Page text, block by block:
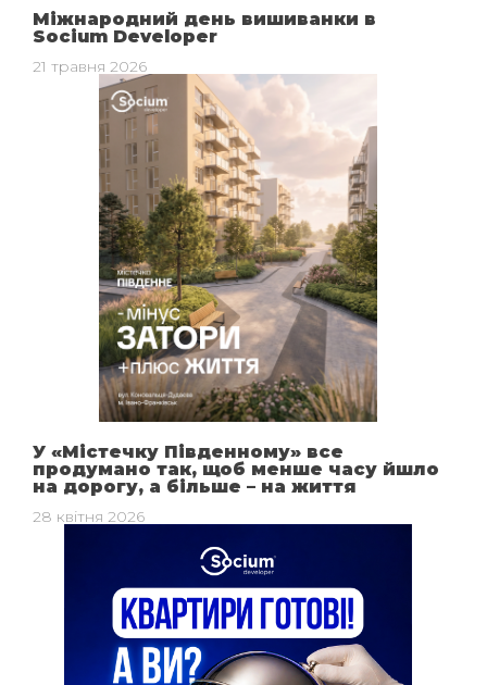
Міжнародний день вишиванки в
Socium Developer
21 травня 2026
У «Містечку Південному» все
продумано так, щоб менше часу йшло
на дорогу, а більше – на життя
28 квітня 2026